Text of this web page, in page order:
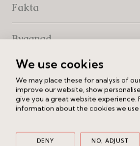
Fakta
Byggnad
Förening
Ekonomi
Område
We use cookies
We may place these for analysis of
improve our website, show
give you a great website experience.
information about the cookies we
DENY NO, ADJUST